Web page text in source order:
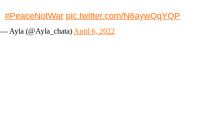
#PeaceNotWar pic.twitter.com/N6aywQqYQP
— Ayla (@Ayla_chata) April 6, 2022